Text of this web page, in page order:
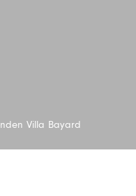
Villa Bayard